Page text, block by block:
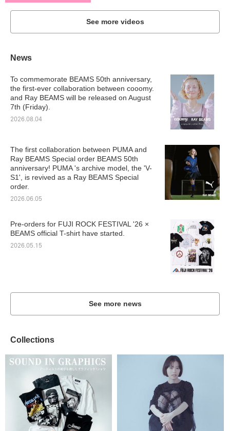
See more videos
News
To commemorate BEAMS 50th anniversary,
the first-ever collaboration between cooomy.
and Ray BEAMS will be released on August
7th (Friday).
2026.08.04
The first collaboration between PUMA and
Ray BEAMS Special order BEAMS 50th
anniversary! PUMA 's archive model, the 'V-
S1', is revived as a Ray BEAMS Special
order.
2026.06.05
Pre-orders for FUJI ROCK FESTIVAL '26 ×
BEAMS official T-shirt have started.
2026.05.15
See more news
Collections